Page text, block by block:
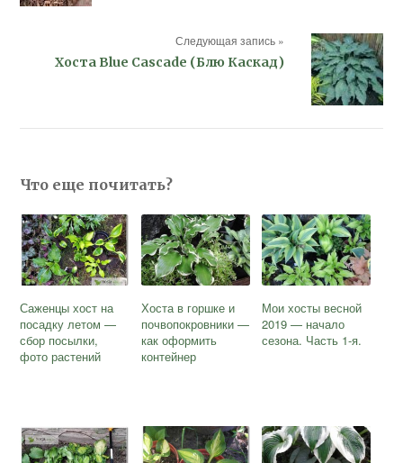
Следующая запись »
Хоста Blue Cascade (Блю Каскад)
Что еще почитать?
Саженцы хост на
посадку летом —
сбор посылки,
фото растений
Хоста в горшке и
почвопокровники —
как оформить
контейнер
Мои хосты весной
2019 — начало
сезона. Часть 1-я.